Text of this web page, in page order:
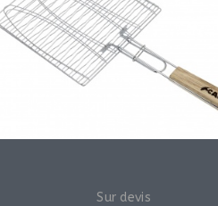
Sur devis